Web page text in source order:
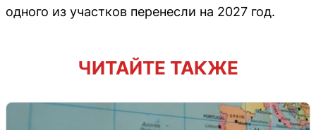
одного из участков перенесли на 2027 год.
ЧИТАЙТЕ ТАКЖЕ